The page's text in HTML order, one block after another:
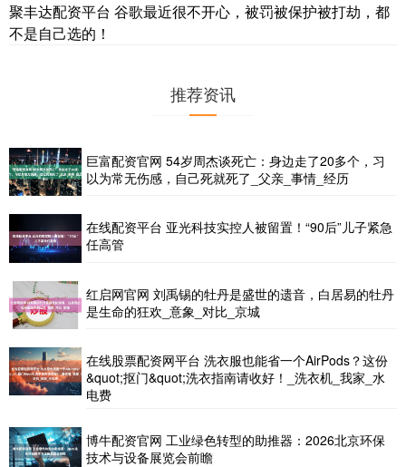
聚丰达配资平台 谷歌最近很不开心，被罚被保护被打劫，都
不是自己选的！
推荐资讯
巨富配资官网 54岁周杰谈死亡：身边走了20多个，习
以为常无伤感，自己死就死了_父亲_事情_经历
在线配资平台 亚光科技实控人被留置！“90后”儿子紧急
任高管
红启网官网 刘禹锡的牡丹是盛世的遗音，白居易的牡丹
是生命的狂欢_意象_对比_京城
在线股票配资网平台 洗衣服也能省一个AirPods？这份
&quot;抠门&quot;洗衣指南请收好！_洗衣机_我家_水
电费
博牛配资官网 工业绿色转型的助推器：2026北京环保
技术与设备展览会前瞻